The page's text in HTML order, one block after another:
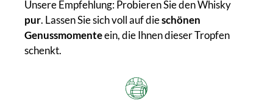
Unsere Empfehlung: Probieren Sie den Whisky
pur. Lassen Sie sich voll auf dieschönen
Genussmomenteein, die Ihnen dieser Tropfen
schenkt.